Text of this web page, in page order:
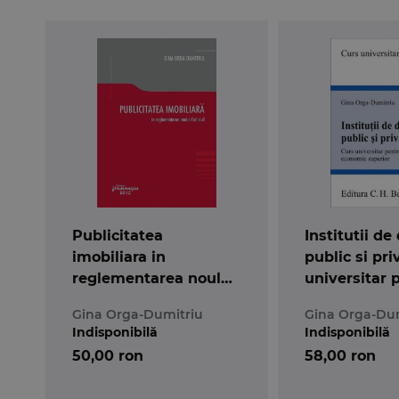
Publicitatea
imobiliara in
reglementarea noului
Gina Orga-Dumitriu
50,00 ron
Indisponibilă
Institutii de
public si
universitar
economic
Gina Orga-
58,00 ron
Indisponibilă